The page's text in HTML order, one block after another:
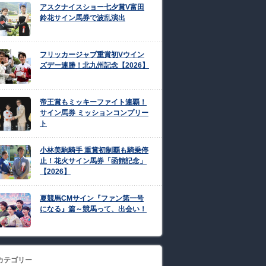
アスクナイスショー七夕賞V富田
鈴花サイン馬券で波乱演出
フリッカージャブ重賞初Vウイン
ズデー連勝！北九州記念【2026】
帝王賞もミッキーファイト連覇！
サイン馬券 ミッションコンプリー
ト
小林美駒騎手 重賞初制覇も騎乗停
止！花火サイン馬券「函館記念」
【2026】
夏競馬CMサイン『ファン第一号
になる』篇～競馬って、出会い！
テゴリー